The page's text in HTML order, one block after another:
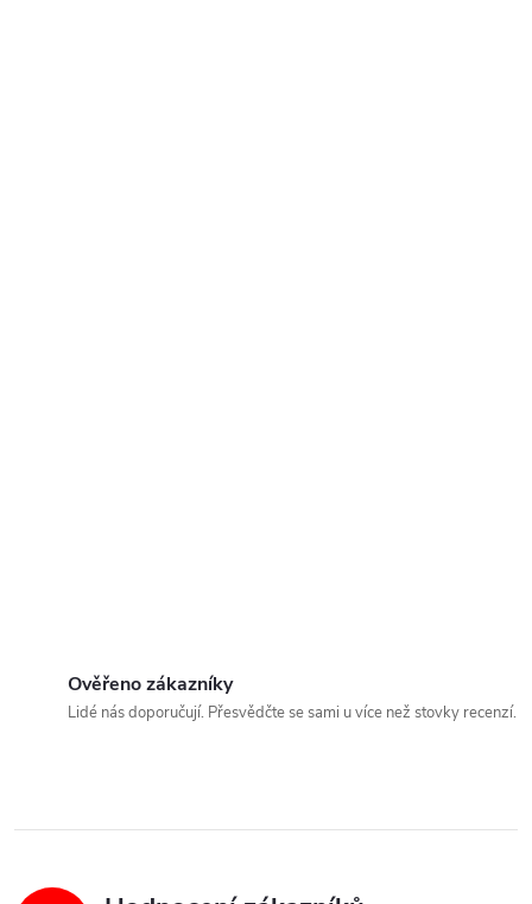
Ověřeno zákazníky
Lidé nás doporučují. Přesvědčte se sami u více než stovky recenzí.